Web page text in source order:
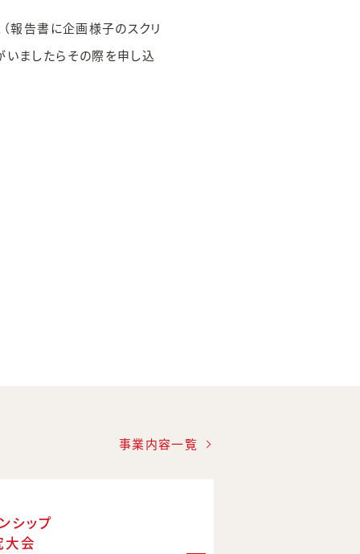
報告書に企画様子のスクリ
いましたらその際を申し込
事業内容一覧
シップ
大会